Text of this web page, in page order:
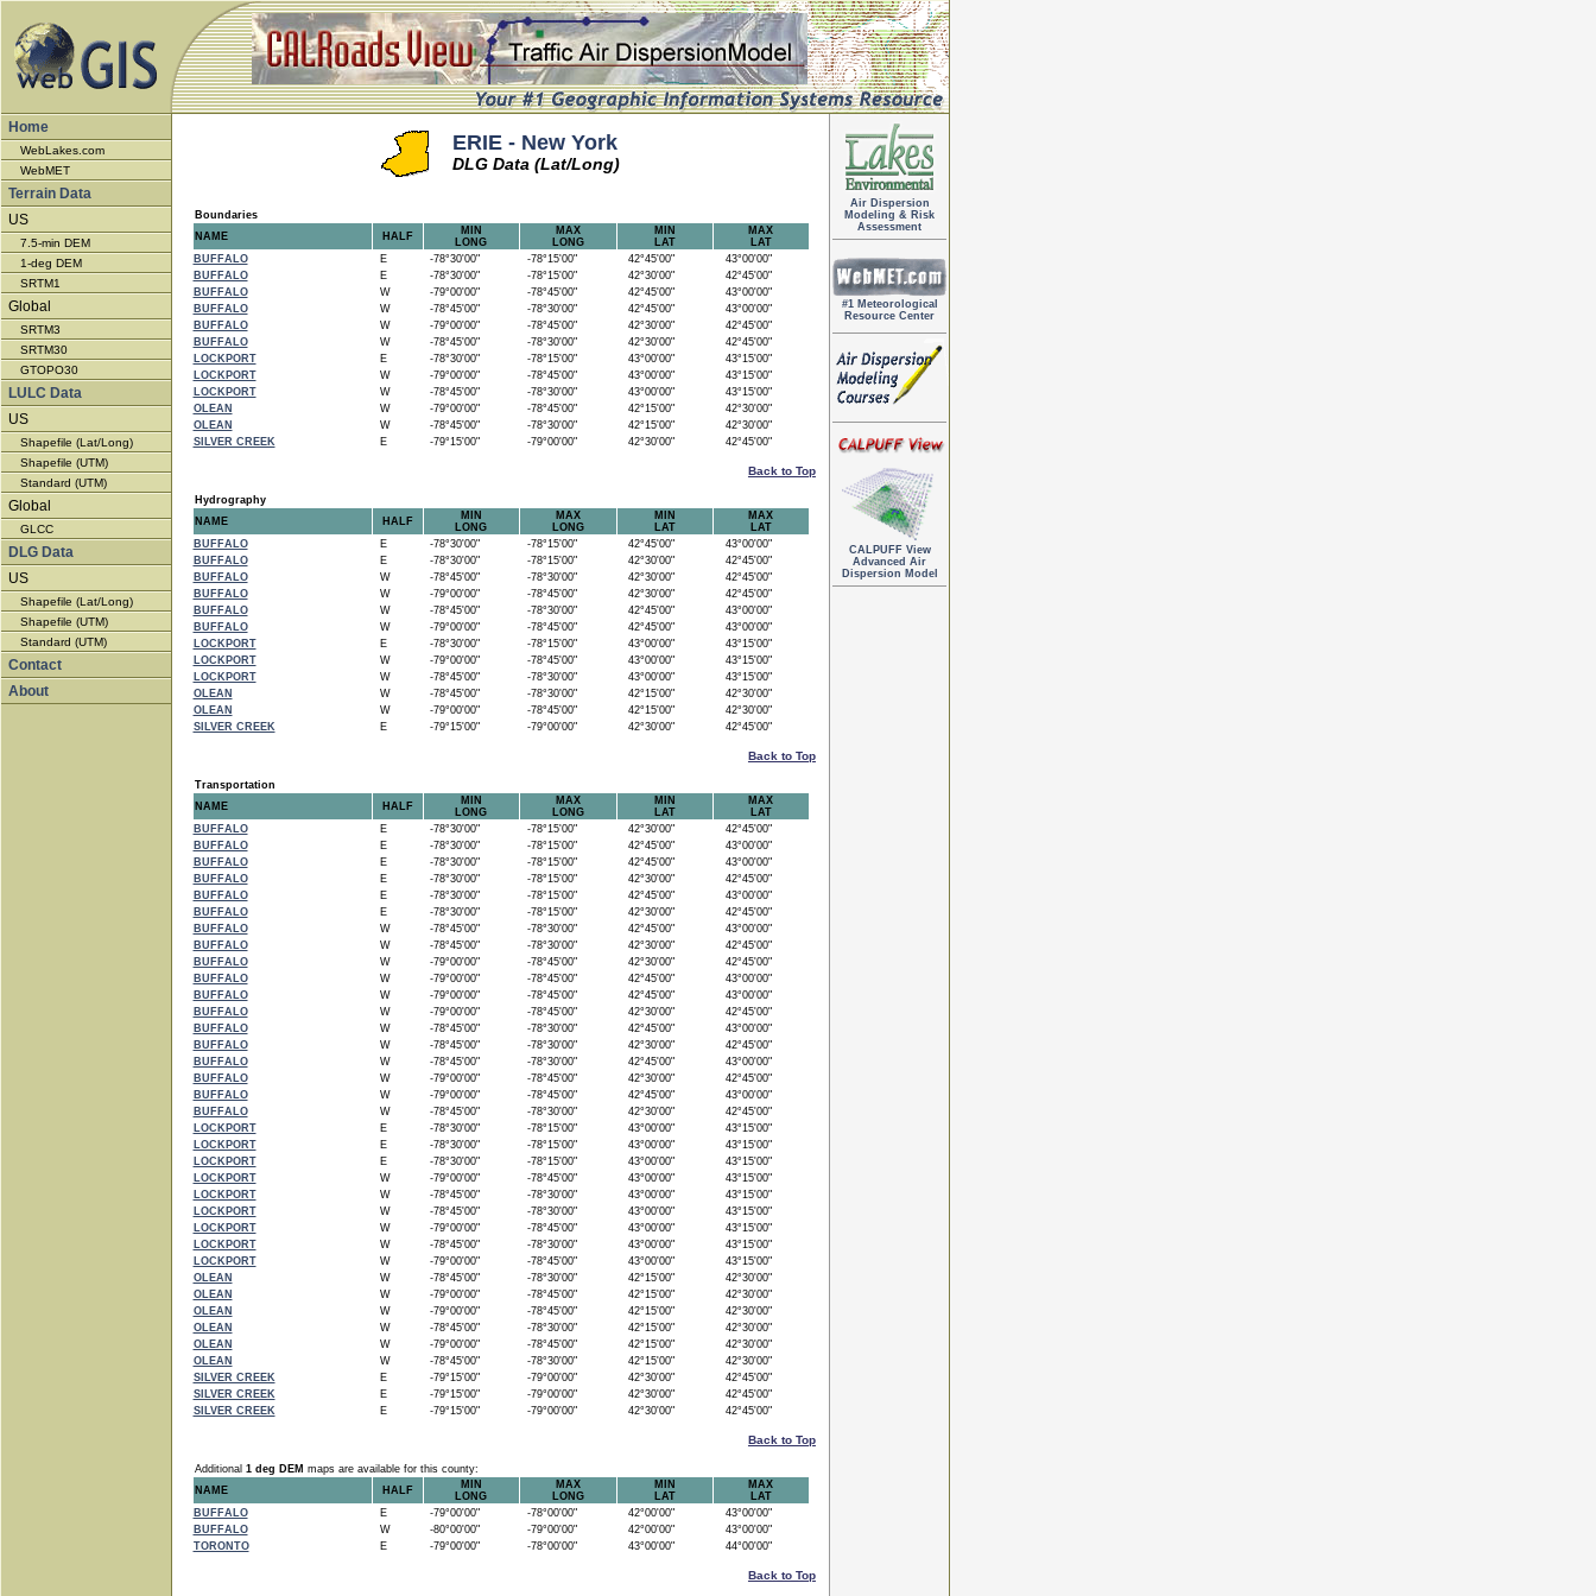
Home
WebLakes.com
WebMET
Terrain Data
US
7.5-min DEM
1-deg DEM
SRTM1
Global
SRTM3
SRTM30
GTOPO30
LULC Data
US
Shapefile (Lat/Long)
Shapefile (UTM)
Standard (UTM)
Global
GLCC
DLG Data
US
Shapefile (Lat/Long)
Shapefile (UTM)
Standard (UTM)
Contact
About
ERIE - New York
DLG Data (Lat/Long)
Boundaries
NAME
HALF
MIN
LONG
MAX
LONG
MIN
LAT
MAX
LAT
BUFFALO
E -78°30'00" -78°15'00" 42°45'00"
43°00'00"
BUFFALO
E -78°30'00" -78°15'00" 42°30'00"
42°45'00"
BUFFALO
W -79°00'00" -78°45'00" 42°45'00"
43°00'00"
BUFFALO
W -78°45'00" -78°30'00" 42°45'00"
43°00'00"
BUFFALO
W -79°00'00" -78°45'00" 42°30'00"
42°45'00"
BUFFALO
W -78°45'00" -78°30'00" 42°30'00"
42°45'00"
LOCKPORT
E -78°30'00" -78°15'00" 43°00'00"
43°15'00"
LOCKPORT
W -79°00'00" -78°45'00" 43°00'00"
43°15'00"
LOCKPORT
W -78°45'00" -78°30'00" 43°00'00"
43°15'00"
OLEAN
W -79°00'00" -78°45'00" 42°15'00"
42°30'00"
OLEAN
W -78°45'00" -78°30'00" 42°15'00"
42°30'00"
SILVER CREEK
E -79°15'00" -79°00'00" 42°30'00" 42°45'00"
Back to Top
Hydrography
NAME
HALF
MIN
LONG
MAX
LONG
MIN
LAT
MAX
LAT
BUFFALO
E -78°30'00" -78°15'00" 42°45'00"
43°00'00"
BUFFALO
E -78°30'00" -78°15'00" 42°30'00"
42°45'00"
BUFFALO
W -78°45'00" -78°30'00" 42°30'00"
42°45'00"
BUFFALO
W -79°00'00" -78°45'00" 42°30'00"
42°45'00"
BUFFALO
W -78°45'00" -78°30'00" 42°45'00"
43°00'00"
BUFFALO
W -79°00'00" -78°45'00" 42°45'00"
43°00'00"
LOCKPORT
E -78°30'00" -78°15'00" 43°00'00"
43°15'00"
LOCKPORT
W -79°00'00" -78°45'00" 43°00'00"
43°15'00"
LOCKPORT
W -78°45'00" -78°30'00" 43°00'00"
43°15'00"
OLEAN
W -78°45'00" -78°30'00" 42°15'00"
42°30'00"
OLEAN
W -79°00'00" -78°45'00" 42°15'00"
42°30'00"
SILVER CREEK
E -79°15'00" -79°00'00" 42°30'00" 42°45'00"
Back to Top
Transportation
NAME
HALF
MIN
LONG
MAX
LONG
MIN
LAT
MAX
LAT
BUFFALO
E -78°30'00" -78°15'00" 42°30'00"
42°45'00"
BUFFALO
E -78°30'00" -78°15'00" 42°45'00"
43°00'00"
BUFFALO
E -78°30'00" -78°15'00" 42°45'00"
43°00'00"
BUFFALO
E -78°30'00" -78°15'00" 42°30'00"
42°45'00"
BUFFALO
E -78°30'00" -78°15'00" 42°45'00"
43°00'00"
BUFFALO
E -78°30'00" -78°15'00" 42°30'00"
42°45'00"
BUFFALO
W -78°45'00" -78°30'00" 42°45'00"
43°00'00"
BUFFALO
W -78°45'00" -78°30'00" 42°30'00"
42°45'00"
BUFFALO
W -79°00'00" -78°45'00" 42°30'00"
42°45'00"
BUFFALO
W -79°00'00" -78°45'00" 42°45'00"
43°00'00"
BUFFALO
W -79°00'00" -78°45'00" 42°45'00"
43°00'00"
BUFFALO
W -79°00'00" -78°45'00" 42°30'00"
42°45'00"
BUFFALO
W -78°45'00" -78°30'00" 42°45'00"
43°00'00"
BUFFALO
W -78°45'00" -78°30'00" 42°30'00"
42°45'00"
BUFFALO
W -78°45'00" -78°30'00" 42°45'00"
43°00'00"
BUFFALO
W -79°00'00" -78°45'00" 42°30'00"
42°45'00"
BUFFALO
W -79°00'00" -78°45'00" 42°45'00"
43°00'00"
BUFFALO
W -78°45'00" -78°30'00" 42°30'00"
42°45'00"
LOCKPORT
E -78°30'00" -78°15'00" 43°00'00"
43°15'00"
LOCKPORT
E -78°30'00" -78°15'00" 43°00'00"
43°15'00"
LOCKPORT
E -78°30'00" -78°15'00" 43°00'00"
43°15'00"
LOCKPORT
W -79°00'00" -78°45'00" 43°00'00"
43°15'00"
LOCKPORT
W -78°45'00" -78°30'00" 43°00'00"
43°15'00"
LOCKPORT
W -78°45'00" -78°30'00" 43°00'00"
43°15'00"
LOCKPORT
W -79°00'00" -78°45'00" 43°00'00"
43°15'00"
LOCKPORT
W -78°45'00" -78°30'00" 43°00'00"
43°15'00"
LOCKPORT
W -79°00'00" -78°45'00" 43°00'00"
43°15'00"
OLEAN
W -78°45'00" -78°30'00" 42°15'00"
42°30'00"
OLEAN
W -79°00'00" -78°45'00" 42°15'00"
42°30'00"
OLEAN
W -79°00'00" -78°45'00" 42°15'00"
42°30'00"
OLEAN
W -78°45'00" -78°30'00" 42°15'00"
42°30'00"
OLEAN
W -79°00'00" -78°45'00" 42°15'00"
42°30'00"
OLEAN
W -78°45'00" -78°30'00" 42°15'00"
42°30'00"
SILVER CREEK
E -79°15'00" -79°00'00" 42°30'00"
42°45'00"
SILVER CREEK
E -79°15'00" -79°00'00" 42°30'00"
42°45'00"
SILVER CREEK
E -79°15'00" -79°00'00" 42°30'00" 42°45'00"
Back to Top
Additional 1 deg DEM maps are available for this county:
NAME
HALF
MIN
LONG
MAX
LONG
MIN
LAT
MAX
LAT
BUFFALO
E -79°00'00" -78°00'00" 42°00'00"
43°00'00"
BUFFALO
W -80°00'00" -79°00'00" 42°00'00"
43°00'00"
TORONTO
E -79°00'00" -78°00'00" 43°00'00" 44°00'00"
Back to Top
Air Dispersion
Modeling & Risk
Assessment
#1 Meteorological
Resource Center
CALPUFF View
Advanced Air
Dispersion Model